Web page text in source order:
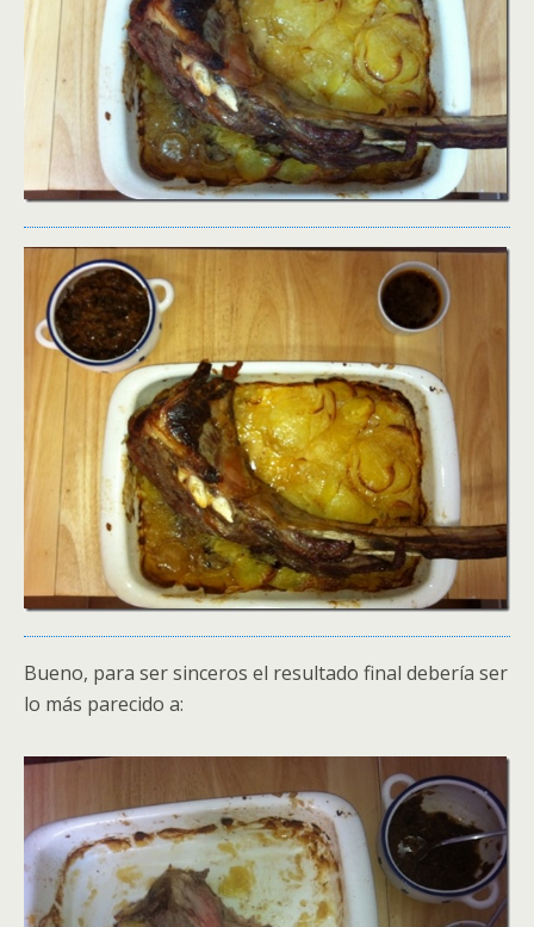
Bueno, para ser sinceros el resultado final debería ser
lo más parecido a: